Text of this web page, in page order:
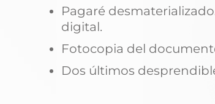
Pagaré
digital.
Fotocopia del
Dos últimos